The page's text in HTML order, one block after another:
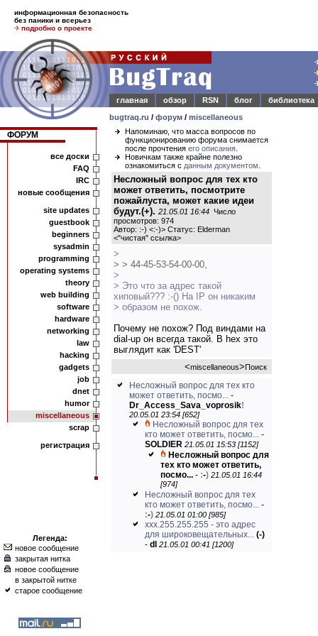
информационная безопасность
без паники и всерьез
подробно о проекте
главная обзор RSN блог
библиотека
bugtraq.ru / форум / miscellaneous
ФОРУМ
все доски
FAQ
IRC
новые сообщения
site updates
guestbook
beginners
sysadmin
programming
operating systems
theory
web building
software
hardware
networking
law
hacking
gadgets
job
dnet
humor
miscellaneous
scrap
регистрация
Легенда:
новое сообщение
закрытая нитка
новое сообщение
в закрытой нитке
старое сообщение
Напоминаю, что масса вопросов по
функционированию форума снимается
после прочтения его описания
Новичкам также крайне полезно
ознакомиться с данным документом
Несложный вопрос для тех кто
может ответить, посмотрите
пожайлуста, может какие идеи
будут.(+). 21.05.01 16:44 Число
просмотров: 974
Автор: :-) <:-)> Статус: Elderman
<"чистая" ссылка>
>
> > 44-45-53-54-00-00,
>
> Это что за адрес такой
хиповый??? :-() На IP он никаким
> образом не похож.
Почему не похож? Под виндами на
dial-up он всегда такой. В hex это
выглядит как 'DEST'
<miscellaneous>Поиск
Несложный вопрос для тех кто
может ответить, посмо... -
Dr_Access_Sava_voprosik!
20.05.01 23:54 [652]
Несложный вопрос для тех
кто может ответить, посмо... -
SOLDIER 21.05.01 15:53 [1152]
Несложный вопрос для
тех кто может ответить,
посмо... - :-) 21.05.01 16:44
[974]
Несложный вопрос для тех
кто может ответить, посмо... -
:-) 21.05.01 01:00 [985]
xxx.255.255.255 - это адрес
для широковещательных... (-)
- dl 21.05.01 00:41 [1200]